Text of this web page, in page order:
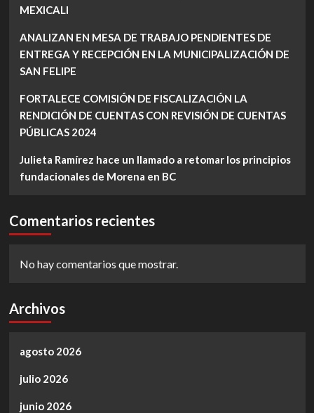
MEXICALI
ANALIZAN EN MESA DE TRABAJO PENDIENTES DE
ENTREGA Y RECEPCIÓN EN LA MUNICIPALIZACIÓN DE
SAN FELIPE
FORTALECE COMISIÓN DE FISCALIZACIÓN LA
RENDICIÓN DE CUENTAS CON REVISIÓN DE CUENTAS
PÚBLICAS 2024
Julieta Ramírez hace un llamado a retomar los principios
fundacionales de Morena en BC
Comentarios recientes
No hay comentarios que mostrar.
Archivos
agosto 2026
julio 2026
junio 2026